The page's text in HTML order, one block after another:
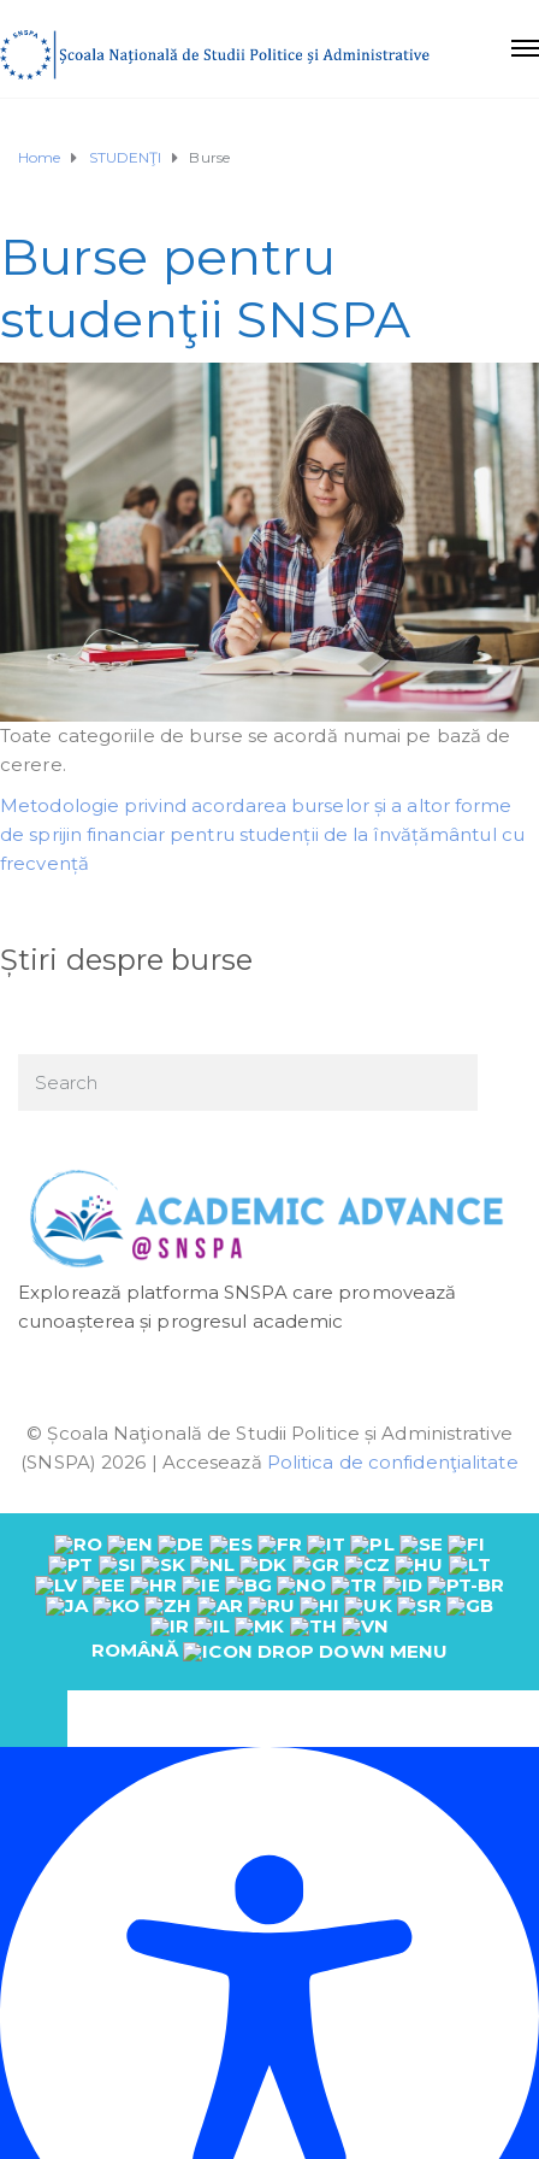
Home STUDENŢI Burse
Burse pentru
studenţii SNSPA
Toate categoriile de burse se acordă numai pe bază de
cerere.
Metodologie privind acordarea burselor și a altor forme
de sprijin financiar pentru studenții de la învățământul cu
frecvență
Știri despre burse
Explorează platforma SNSPA care promovează
cunoașterea și progresul academic
© Școala Naţională de Studii Politice și Administrative
(SNSPA) 2026 | Accesează Politica de confidenţialitate
ROMÂNĂ